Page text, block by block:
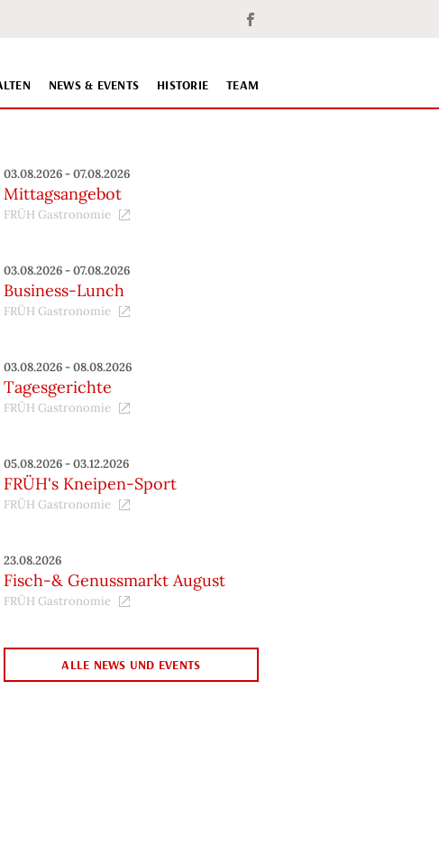
NEWS & EVENTS HISTORIE TEAM
03.08.2026 - 07.08.2026
Mittagsangebot
FRÜH Gastronomie
03.08.2026 - 07.08.2026
Business-Lunch
FRÜH Gastronomie
03.08.2026 - 08.08.2026
Tagesgerichte
FRÜH Gastronomie
05.08.2026 - 03.12.2026
FRÜH's Kneipen-Sport
FRÜH Gastronomie
23.08.2026
Fisch-& Genussmarkt August
FRÜH Gastronomie
ALLE NEWS UND EVENTS